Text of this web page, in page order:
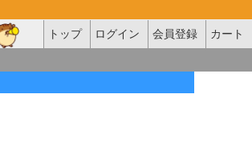
トップ ログイン 会員登録
カート